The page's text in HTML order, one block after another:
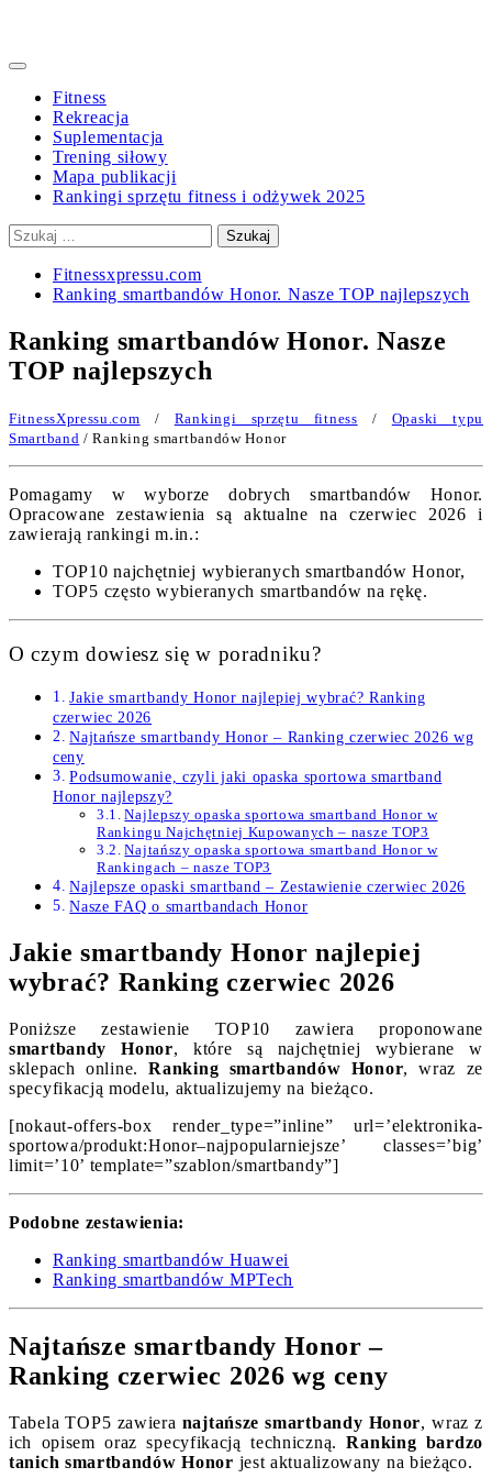
Primary
Fitness
Rekreacja
Suplementacja
Trening siłowy
Mapa publikacji
Rankingi sprzętu fitness i odżywek 2025
Szukaj:
Fitnessxpressu.com
Ranking smartbandów Honor. Nasze TOP najlepszych
Ranking smartbandów Honor. Nasze
TOP najlepszych
FitnessXpressu.com / Rankingi sprzętu fitness / Opaski typu
Smartband / Ranking smartbandów Honor
Pomagamy w wyborze dobrych smartbandów Honor.
Opracowane zestawienia są aktualne na czerwiec 2026 i
zawierają rankingi m.in.:
TOP10 najchętniej wybieranych smartbandów Honor,
TOP5 często wybieranych smartbandów na rękę.
O czym dowiesz się w poradniku?
Jakie smartbandy Honor najlepiej wybrać? Ranking
czerwiec 2026
Najtańsze smartbandy Honor – Ranking czerwiec 2026 wg
ceny
Podsumowanie, czyli jaki opaska sportowa smartband
Honor najlepszy?
Najlepszy opaska sportowa smartband Honor w
Rankingu Najchętniej Kupowanych – nasze TOP3
Najtańszy opaska sportowa smartband Honor w
Rankingach – nasze TOP3
Najlepsze opaski smartband – Zestawienie czerwiec 2026
Nasze FAQ o smartbandach Honor
Jakie smartbandy Honor najlepiej
wybrać? Ranking czerwiec 2026
Poniższe zestawienie TOP10 zawiera proponowane
smartbandy Honor, które są najchętniej wybierane w
sklepach online.Ranking smartbandów Honor, wraz ze
specyfikacją modelu, aktualizujemy na bieżąco.
[nokaut-offers-box render_type=”inline” url=’elektronika-
sportowa/produkt:Honor–najpopularniejsze’ classes=’big’
limit=’10’ template=”szablon/smartbandy”]
Podobne zestawienia:
Ranking smartbandów Huawei
Ranking smartbandów MPTech
Najtańsze smartbandy Honor –
Ranking czerwiec 2026 wg ceny
Tabela TOP5 zawiera najtańsze smartbandy Honor, wraz z
ich opisem oraz specyfikacją techniczną.Ranking bardzo
tanich smartbandów Honor jest aktualizowany na bieżąco.